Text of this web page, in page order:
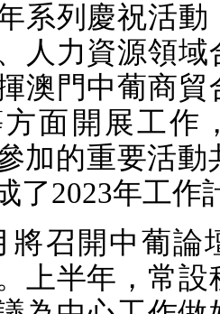
系列慶祝活動
人力資源領域
澳門中葡商貿
面開展工作
加的重要活動
了2023年工作
將召開中葡論
上半年，常設